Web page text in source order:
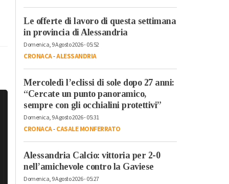
Le offerte di lavoro di questa settimana
in provincia di Alessandria
Domenica, 9 Agosto 2026 - 05:52
CRONACA-ALESSANDRIA
Mercoledì l’eclissi di sole dopo 27 anni:
“Cercate un punto panoramico,
sempre con gli occhialini protettivi”
Domenica, 9 Agosto 2026 - 05:31
CRONACA-CASALE MONFERRATO
Alessandria Calcio: vittoria per 2-0
nell’amichevole contro la Gaviese
Domenica, 9 Agosto 2026 - 05:27